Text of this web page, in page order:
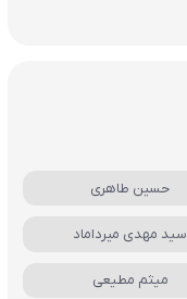
حسین طاهری
سید مهدی میرداماد
میثم مطیعی